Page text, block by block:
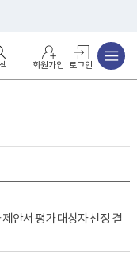
회원가입 로그인
안서 평가 대상자 선정 결